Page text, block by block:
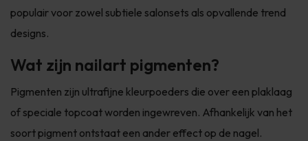
populair voor zowel subtiele salonsets als opvallende trend
designs.
Wat zijn nailart pigmenten?
Pigmenten zijn ultrafijne kleurpoeders die over een plaklaag
of speciale topcoat worden ingewreven. Afhankelijk van het
soort pigment ontstaat een ander effect op de nagel.